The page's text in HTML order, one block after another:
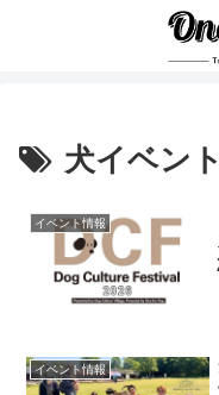
犬イベント
イベント情報
イベント情報